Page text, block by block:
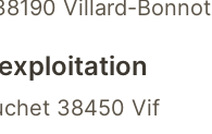
Villard-Bonnot
38450 Vif